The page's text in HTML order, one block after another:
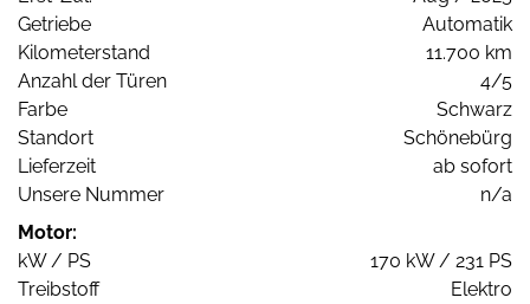
Getriebe
Automatik
Kilometerstand
11.700 km
Anzahl der Türen
4/5
Farbe
Schwarz
Standort
Schönebürg
Lieferzeit
ab sofort
Unsere Nummer
n/a
Motor:
kW / PS
170 kW / 231 PS
Treibstoff
Elektro